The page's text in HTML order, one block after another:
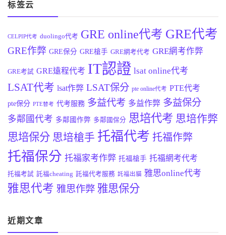
标签云
CELPIP代考 duolingo代考 GRE online代考 GRE代考
GRE作弊 GRE保分 GRE槍手 GRE網考代考 GRE網考作弊
GRE考試 GRE遠程代考 IT認證 lsat online代考
LSAT代考 lsat作弊 LSAT保分 pte online代考 PTE代考
pte保分 PTE替考 代考服務 多益代考 多益作弊 多益保分
多鄰國代考 多鄰國作弊 多鄰國保分 思培代考 思培作弊
思培保分 思培槍手 托福代考 托福作弊
托福保分 托福家考作弊 托福槍手 托福網考代考
托福考試 託福cheating 託福代考服務 託福出貓 雅思online代考
雅思代考 雅思作弊 雅思保分
近期文章